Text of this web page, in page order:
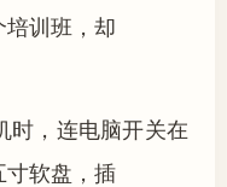
培训班，却
时，连电脑开关在
寸软盘，插